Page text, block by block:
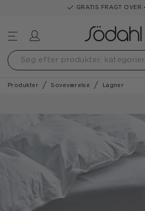
GRATIS FRAGT OVER
Produkter Soveværelse Lagner